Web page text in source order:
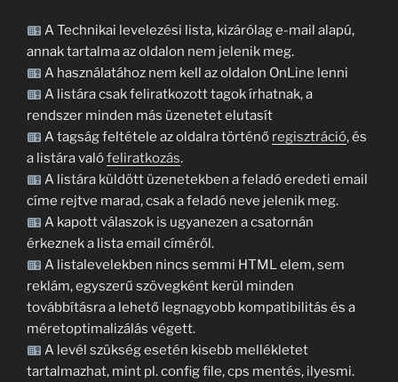
A Technikai levelezési lista, kizárólag e-mail alapú,
annak tartalma az oldalon nem jelenik meg.
A használatához nem kell az oldalon OnLine lenni
A listára csak feliratkozott tagok írhatnak, a
rendszer minden más üzenetet elutasít
A tagság feltétele az oldalra történő regisztráció, és
a listára valófeliratkozás.
A listára küldött üzenetekben a feladó eredeti email
címe rejtve marad, csak a feladó neve jelenik meg.
A kapott válaszok is ugyanezen a csatornán
érkeznek a lista email címéről.
A listalevelekben nincs semmi HTML elem, sem
reklám, egyszerű szövegként kerül minden
továbbításra a lehető legnagyobb kompatibilitás és a
méretoptimalizálás végett.
A levél szükség esetén kisebb mellékletet
tartalmazhat, mint pl. config file, cps mentés, ilyesmi.